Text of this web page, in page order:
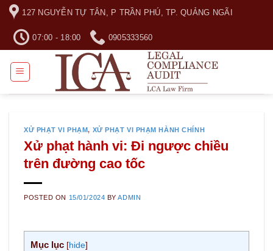
Skip
content
127 NGUYỄN TỰ TÂN, P TRẦN PHÚ, TP. QUẢNG NGÃI
07:00 - 18:00 0905333560
XỬ PHẠT VI PHẠM, XỬ PHẠT VI PHẠM HÀNH CHÍNH
Xử phạt hành vi: Đi ngược chiều
trên đường cao tốc
POSTED ON 15/01/2024 BYADMIN
Mục lục [hide]